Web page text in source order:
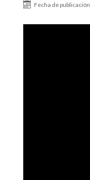
Fecha de publicación